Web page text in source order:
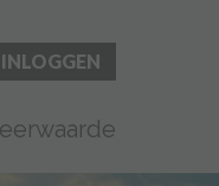
INLOGGEN